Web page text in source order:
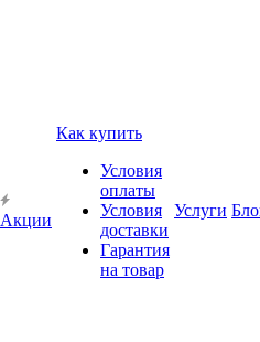
Акции
Как купить
Условия
оплаты
Условия
доставки
Гарантия
на товар
Услуги